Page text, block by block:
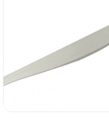
каталоги